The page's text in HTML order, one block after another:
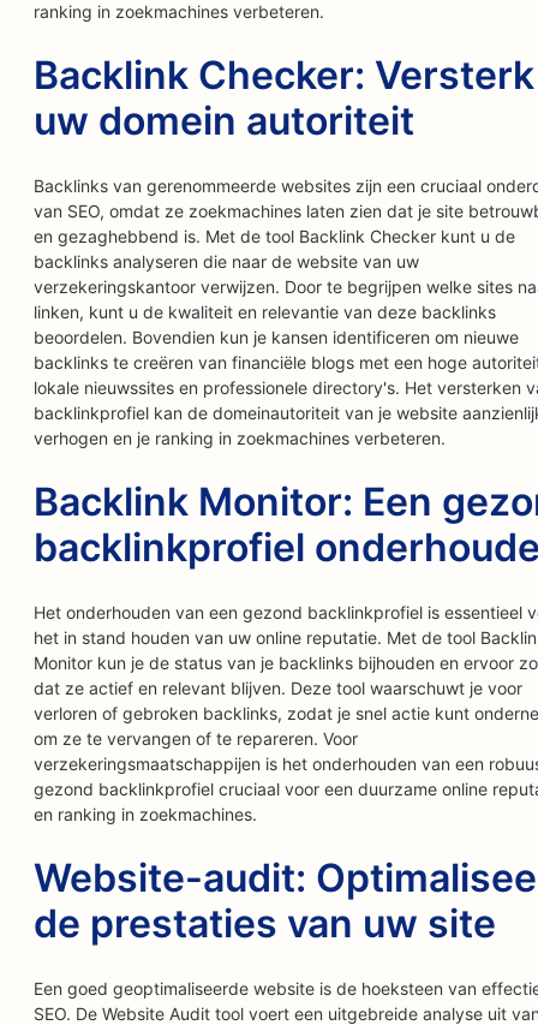
ranking in zoekmachines verbeteren.
Backlink Checker: Versterk
uw domein autoriteit
Backlinks van gerenommeerde websites zijn een cruciaal
van SEO, omdat ze zoekmachines laten zien dat je site
en gezaghebbend is. Met de tool Backlink Checker kunt u de
backlinks analyseren die naar de website van uw
verzekeringskantoor verwijzen. Door te begrijpen welke sites
linken, kunt u de kwaliteit en relevantie van deze backlinks
beoordelen. Bovendien kun je kansen identificeren om nieuwe
backlinks te creëren van financiële blogs met een hoge
lokale nieuwssites en professionele directory's. Het versterken
backlinkprofiel kan de domeinautoriteit van je website
verhogen en je ranking in zoekmachines verbeteren.
Backlink Monitor: Een
backlinkprofiel
Het onderhouden van een gezond backlinkprofiel is essentieel
het in stand houden van uw online reputatie. Met de tool
Monitor kun je de status van je backlinks bijhouden en ervoor
dat ze actief en relevant blijven. Deze tool waarschuwt je voor
verloren of gebroken backlinks, zodat je snel actie kunt
om ze te vervangen of te repareren. Voor
verzekeringsmaatschappijen is het onderhouden van een
gezond backlinkprofiel cruciaal voor een duurzame online
en ranking in zoekmachines.
Website-audit:
de prestaties van uw site
Een goed geoptimaliseerde website is de hoeksteen van
SEO. De Website Audit tool voert een uitgebreide analyse uit